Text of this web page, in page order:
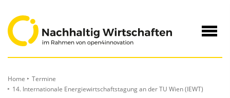
Inhalt
Home
Termine
14. Internationale Energiewirtschaftstagung an der TU Wien (IEWT)